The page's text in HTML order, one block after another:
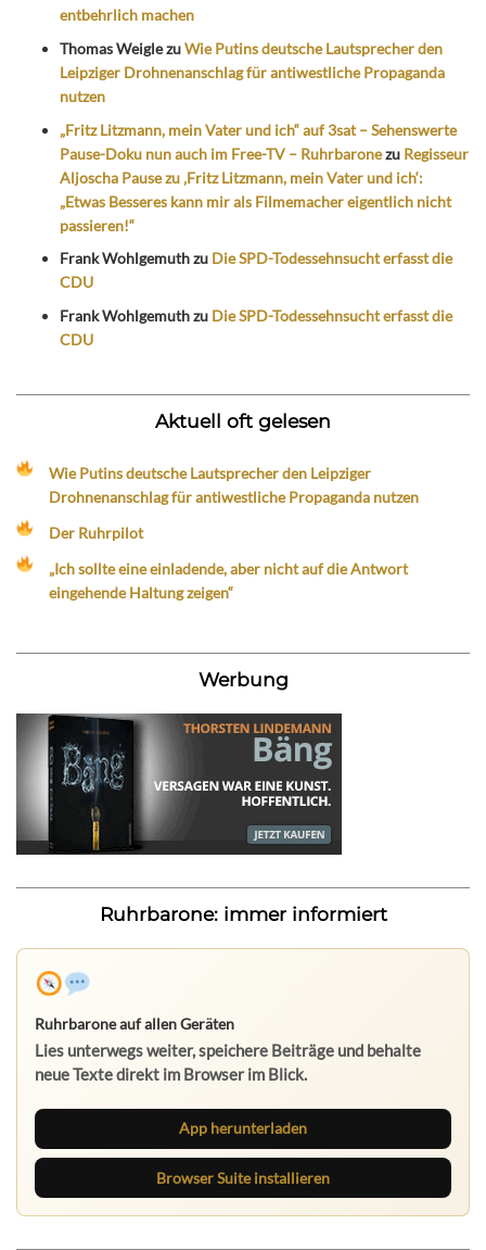
entbehrlich machen
Thomas WeiglezuWie Putins deutsche Lautsprecher den
Leipziger Drohnenanschlag für antiwestliche Propaganda
nutzen
„Fritz Litzmann, mein Vater und ich“ auf 3sat – Sehenswerte
Pause-Doku nun auch im Free-TV – Ruhrbaronezu Regisseur
Aljoscha Pause zu ‚Fritz Litzmann, mein Vater und ich‘:
„Etwas Besseres kann mir als Filmemacher eigentlich nicht
passieren!“
Frank Wohlgemuthzu Die SPD-Todessehnsucht erfasst die
CDU
Frank Wohlgemuthzu Die SPD-Todessehnsucht erfasst die
CDU
Aktuell oft gelesen
Wie Putins deutsche Lautsprecher den Leipziger
Drohnenanschlag für antiwestliche Propaganda nutzen
Der Ruhrpilot
„Ich sollte eine einladende, aber nicht auf die Antwort
eingehende Haltung zeigen“
Werbung
Ruhrbarone: immer informiert
Ruhrbarone auf allen Geräten
Lies unterwegs weiter, speichere Beiträge und behalte
neue Texte direkt im Browser im Blick.
App herunterladen
Browser Suite installieren